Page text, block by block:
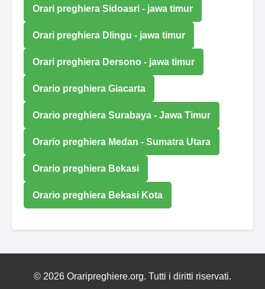
Orari preghiera Sidoasri - jawa timur
Orari preghiera Dlingu - jawa timur
Orari preghiera Dersono - jawa timur
Orario preghiera Giacarta
Orario preghiera Surabaya - Jawa Timur
Orario preghiera Medan - Sumatra Utara
Orario preghiera Bekasi
Orario preghiera Bekasi Kota
© 2026 Oraripreghiere.org. Tutti i diritti riservati.